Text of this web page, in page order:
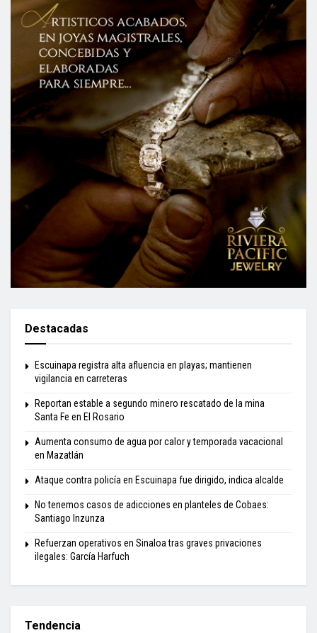
Destacadas
Escuinapa registra alta afluencia en playas; mantienen
vigilancia en carreteras
Reportan estable a segundo minero rescatado de la mina
Santa Fe en El Rosario
Aumenta consumo de agua por calor y temporada vacacional
en Mazatlán
Ataque contra policía en Escuinapa fue dirigido, indica alcalde
No tenemos casos de adicciones en planteles de Cobaes:
Santiago Inzunza
Refuerzan operativos en Sinaloa tras graves privaciones
ilegales: García Harfuch
Tendencia